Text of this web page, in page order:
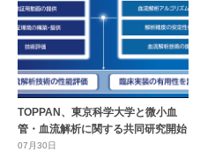
TOPPAN、東京科学大学と微小血
管・血流解析に関する共同研究開始
07月30日